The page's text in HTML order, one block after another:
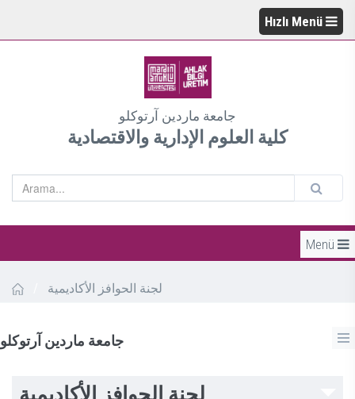
Hızlı Menü
جامعة ماردين آرتوكلو
كلية العلوم الإدارية والاقتصادية
Menü
لجنة الحوافز الأكاديمية
جامعة ماردين آرتوكلو